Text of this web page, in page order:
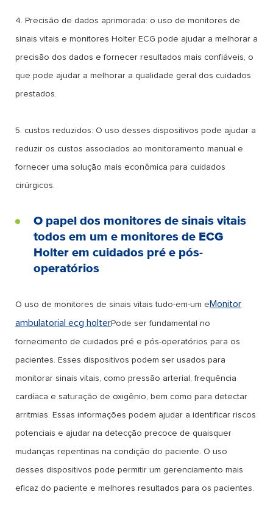
4. Precisão de dados aprimorada: o uso de monitores de
sinais vitais e monitores Holter ECG pode ajudar a melhorar a
precisão dos dados e fornecer resultados mais confiáveis, o
que pode ajudar a melhorar a qualidade geral dos cuidados
prestados.
5. custos reduzidos: O uso desses dispositivos pode ajudar a
reduzir os custos associados ao monitoramento manual e
fornecer uma solução mais econômica para cuidados
cirúrgicos.
O papel dos monitores de sinais vitais
todos em um e monitores de ECG
Holter em cuidados pré e pós-
operatórios
O uso de monitores de sinais vitais tudo-em-um e Monitor
ambulatorial ecg holterPode ser fundamental no
fornecimento de cuidados pré e pós-operatórios para os
pacientes. Esses dispositivos podem ser usados para
monitorar sinais vitais, como pressão arterial, frequência
cardíaca e saturação de oxigênio, bem como para detectar
arritmias. Essas informações podem ajudar a identificar riscos
potenciais e ajudar na detecção precoce de quaisquer
mudanças repentinas na condição do paciente. O uso
desses dispositivos pode permitir um gerenciamento mais
eficaz do paciente e melhores resultados para os pacientes.